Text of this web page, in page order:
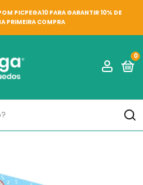
PICPEGA10 PARA GARANTIR 10% DE
PRIMEIRA COMPRA
0